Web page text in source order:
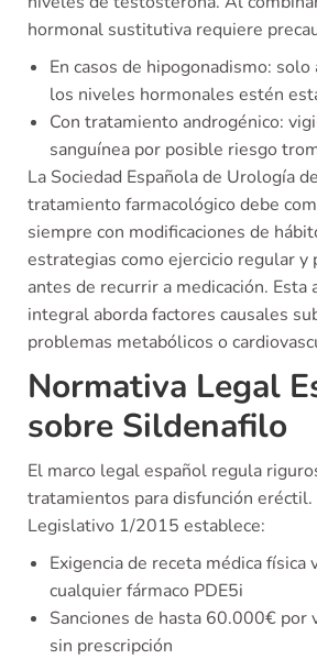
hormonal sustitutiva requiere
En casos de hipogonadismo:
los niveles hormonales estén
Con tratamiento androgénico:
sanguínea por posible riesgo
La Sociedad Española de Urología
tratamiento farmacológico debe
siempre con modificaciones de
estrategias como ejercicio regular y
antes de recurrir a medicación. Esta
integral aborda factores causales
problemas metabólicos o
Normativa Legal
sobre Sildenafilo
El marco legal español regula
tratamientos para disfunción eréctil.
Legislativo 1/2015 establece:
Exigencia de receta médica física
cualquier fármaco PDE5i
Sanciones de hasta 60.000€ por
sin prescripción